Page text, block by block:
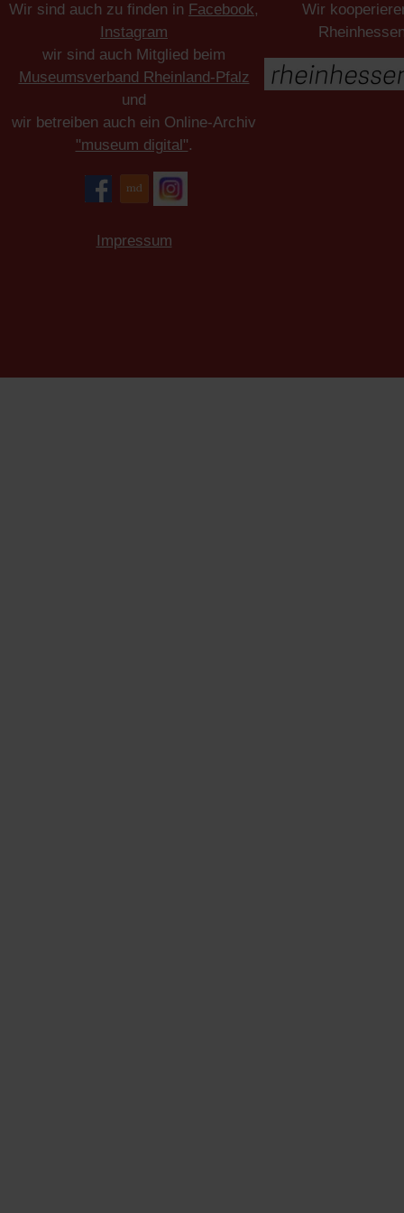
Wir sind auch zu finden in Facebook,
Instagram
wir sind auch Mitglied beim
Museumsverband Rheinland-Pfalz
und
wir betreiben auch ein Online-Archiv
"museum digital".
Impressum
Wir